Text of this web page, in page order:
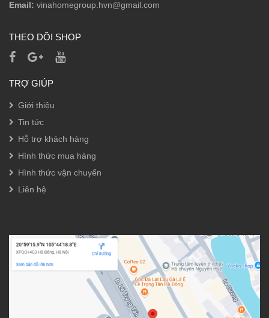
Email: vinahomegroup.hvn@gmail.com
THEO DÕI SHOP
TRỢ GIÚP
Giới thiệu
Tin tức
Hỗ trợ khách hàng
Hình thức mua hàng
Hình thức vận chuyển
Liên hệ